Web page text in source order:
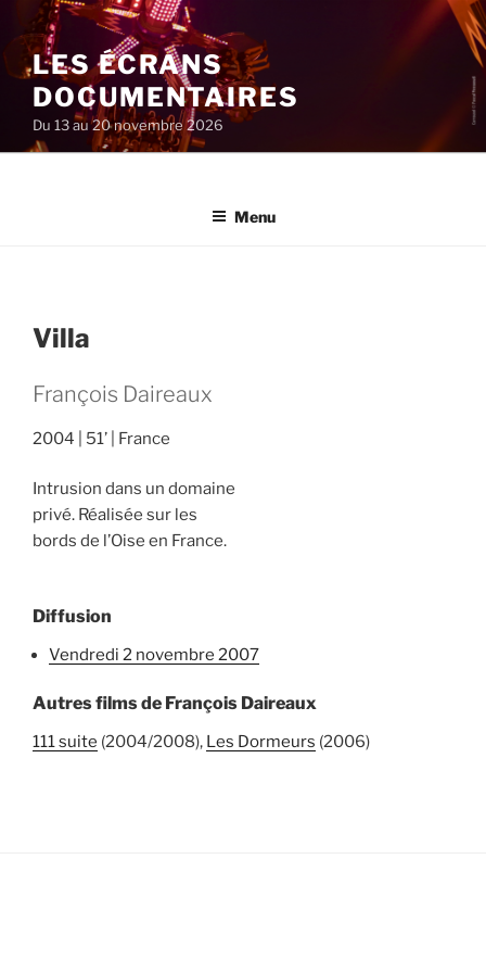
au
contenu
principal
LES ÉCRANS
DOCUMENTAIRES
Du 13 au 20 novembre 2026
Menu
Villa
François Daireaux
2004 51’ France
Intrusion dans un domaine
privé. Réalisée sur les
bords de l’Oise en France.
Diffusion
vendredi 2 novembre 2007
Autres films de François Daireaux
111 suite (2004/2008), Les Dormeurs (2006)